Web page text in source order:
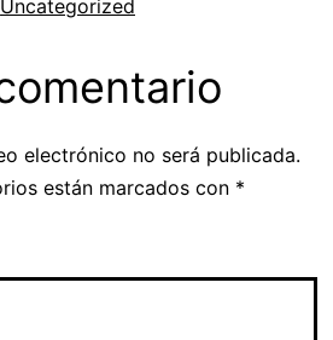
Uncategorized
electrónico no será publicada.
están marcados con *